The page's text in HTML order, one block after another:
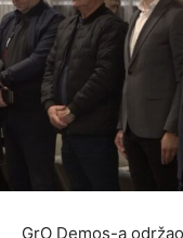
GrO Demos-a